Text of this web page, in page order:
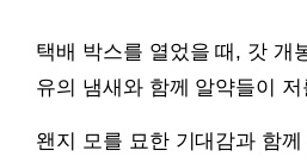
택배 박스를 열었을 때, 갓 개
유의 냄새와 함께 알약들이
왠지 모를 묘한 기대감과 함께